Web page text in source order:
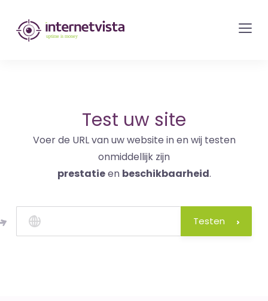
internetvista
monitoring
en
internetdiensten
Uptime
is
money
Test uw site
Voer de URL van uw website in en wij testen
onmiddellijk zijn
prestatieen beschikbaarheid.
Testen